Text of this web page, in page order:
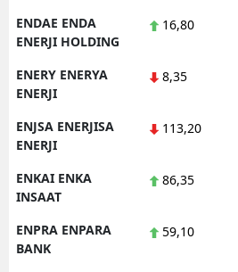
ENDAE ENDA
ENERJI HOLDING
16,80
ENERY ENERYA
ENERJI
8,35
ENJSA ENERJISA
ENERJI
113,20
ENKAI ENKA
INSAAT
86,35
ENPRA ENPARA
BANK
59,10